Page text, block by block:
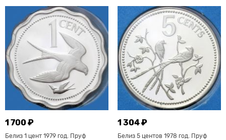
1 700 ₽
Белиз 1 цент 1979 год. Пруф
1 304 ₽
Белиз 5 центов 1978 год. Пруф